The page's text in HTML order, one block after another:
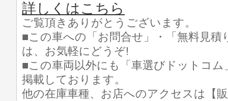
詳しくはこちら
ご覧頂きありがとうございます。
■この車への「お問合せ」・「無料見積
は、お気軽にどうぞ!
■この車両以外にも「車選びドットコ
掲載しております。
他の在庫車種、お店へのアクセスは【